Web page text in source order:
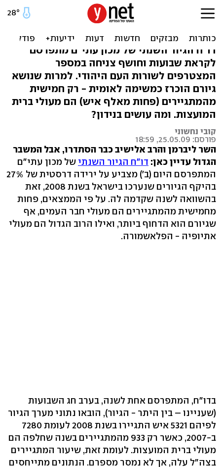
דו"ח: ירידה של 27% במספר
דו"ח הגיור השנתי של מכון עתי"ם מתפרסם
לקראת שבועות וחושף צניחה במספר
המצטרפים לשורות העם היהודי. למרות שנושא
גיורם הוכרז כמשימה לאומית - רק חמישית
מהמתגיירים (פחות מאלף איש) הם מעולי ברית
המועצות. ומה עושים בנידון?
קובי נחשוני
פורסם: 25.05.09, 18:59
השר ליברמן והרב אלישיב כבר הסתדרו, אבל המשבר
הגדול עדיין כאן: דו"ח הגיור השנתי של מכון עתי"ם
המתפרסם היום (ב') מצביע על ירידה דרסטית של 27%
בהיקף הגיורים שנערכו בישראל בשנת 2008, זאת
בהשוואה לשנה שקדמה לה. על פי הממצאים, פחות
מחמישית מהמתגיירים הם מעולי חבר העמים, אף
שגיורם הוא הדחוף ביותר, ואילו הרוב הגדול הם מעולי
אתיופיה - הפלאשמורה.
בדו"ח, המתפרסם אחת לשנה, בערב חג השבועות
(שעניינו – בין היתר - הגיור), הובאו נתוני מערך הגיור
לפיהם 5321 איש התגיירו בשנת 2008 לעומת 7280
ב-2007, כאשר רק 933 מהמתגיירים בשנה שחלפה הם
מעולי ברית המועצות. לעומת זאת, שיעור המתגיירים
בצה"ל עלה, אך לא נמסר מספרם. הנתונים מתייחסים